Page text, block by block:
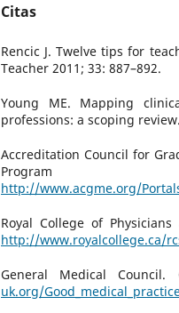
Citas
Rencic J. Twelve tips for
Teacher 2011; 33: 887–892.
Young ME. Mapping
professions: a scoping
Accreditation Council for
Program
http://www.acgme.org/
Royal College of
http://www.royalcollege.ca/
General Medical Council.
uk.org/